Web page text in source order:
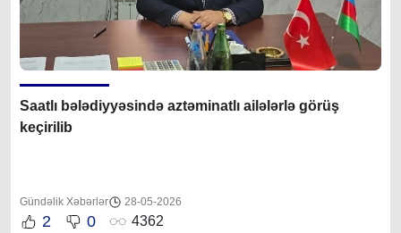
Saatlı bələdiyyəsində aztəminatlı ailələrlə görüş
keçirilib
Gündəlik Xəbərlər 28-05-2026
2 0 4362